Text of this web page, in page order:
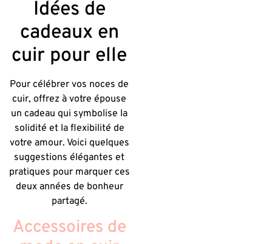
Idées de
cadeaux en
cuir pour elle
Pour célébrer vos noces de
cuir, offrez à votre épouse
un cadeau qui symbolise la
solidité et la flexibilité de
votre amour. Voici quelques
suggestions élégantes et
pratiques pour marquer ces
deux années de bonheur
partagé.
Accessoires de